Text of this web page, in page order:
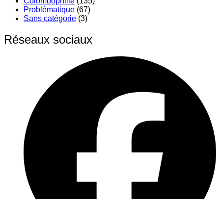
Problématique (67)
Sans catégorie (3)
Réseaux sociaux